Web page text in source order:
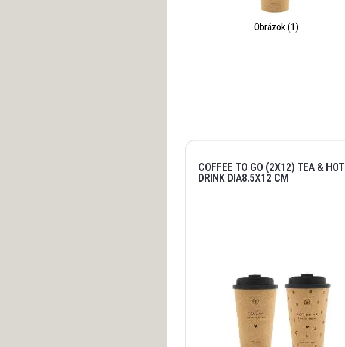
Obrázok (1)
COFFEE TO GO (2X12) TEA & HOT
DRINK DIA8.5X12 CM